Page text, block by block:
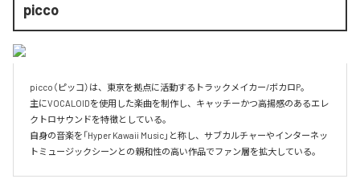
picco
picco（ピッコ）は、東京を拠点に活動するトラックメイカー/ボカロP。
主にVOCALOIDを使用した楽曲を制作し、キャッチーかつ高揚感のあるエレ
クトロサウンドを特徴としている。
自身の音楽を「Hyper Kawaii Music」と称し、サブカルチャーやインターネッ
トミュージックシーンとの親和性の高い作品でファン層を拡大している。